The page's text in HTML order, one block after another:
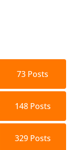
73 Posts
148Posts
329Posts